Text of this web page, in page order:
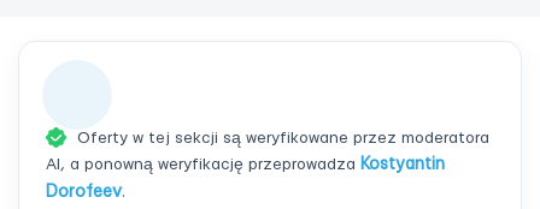
Oferty w tej sekcji są weryfikowane przez moderatora
AI, a ponowną weryfikację przeprowadza Kostyantin
Dorofeev.